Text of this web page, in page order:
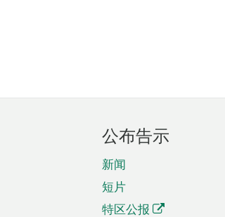
公布告示
新闻
短片
特区公报